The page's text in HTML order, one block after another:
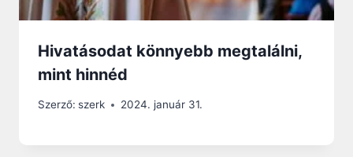
Hivatásodat könnyebb megtalálni,
mint hinnéd
Szerző: szerk 2024. január 31.